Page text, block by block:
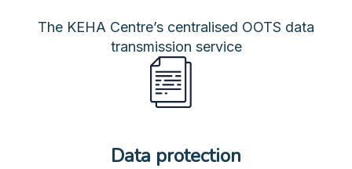
The KEHA Centre’s centralised OOTS data
transmission service
Data protection